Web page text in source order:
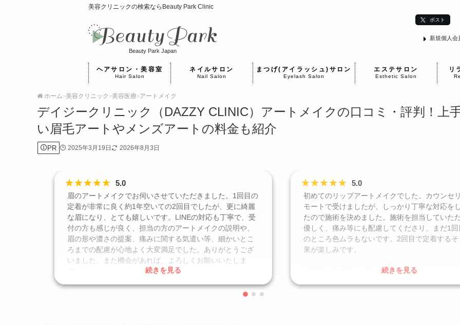
美容クリニックの検索ならBeauty Park Clinic
Beauty Park Japan
ポスト
新規個人会
ヘアサロン・美容室
Hair Salon
ネイルサロン
Nail Salon
まつげ(アイラッシュ)サロン
Eyelash Salon
エステサロン
Esthetic Salon
リ
ホーム>美容クリニック >美容医療>アートメイク
デイジークリニック（DAZZY CLINIC）アートメイクの口コミ・評判！上
い眉毛アートやメンズアートの料金も紹介
PR 2025年3月19日 2026年8月3日
★★★★★ 5.0
眉のアートメイクでお伺いさせていただきました。1回目の
定着が非常に良く約1年空いての2回目でしたが、更に綺麗
な眉になり、とても嬉しいです。LINEの対応も丁寧で、受
付の方も感じが良く、担当の方のアートメイクの説明や、
眉の形や濃さの提案、痛みに関する気遣い等、細かいとこ
ろまでの配慮が心地よく大変満足でした。ありがとうござ
いました。また機会があれば、よろしくお願いいたしま
続きを見る
★★★★★ 5.0
初めてのリップアートメイクでした。カウンセ
モートで受けましたが、しっかり丁寧な対応を
たので施術を決めました。施術を担当していた
優しく、痛み等にも配慮してくださり、まだ1回
のところ色ムラもないです。2回目で定着するそ
果が楽しみです。
デイジークリニック
施術名 リップアートメイク
続きを見る